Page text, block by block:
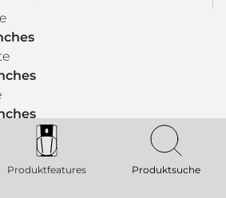
Produktfeatures Produktsuche